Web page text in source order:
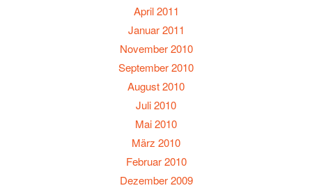
April 2011
Januar 2011
November 2010
September 2010
August 2010
Juli 2010
Mai 2010
März 2010
Februar 2010
Dezember 2009